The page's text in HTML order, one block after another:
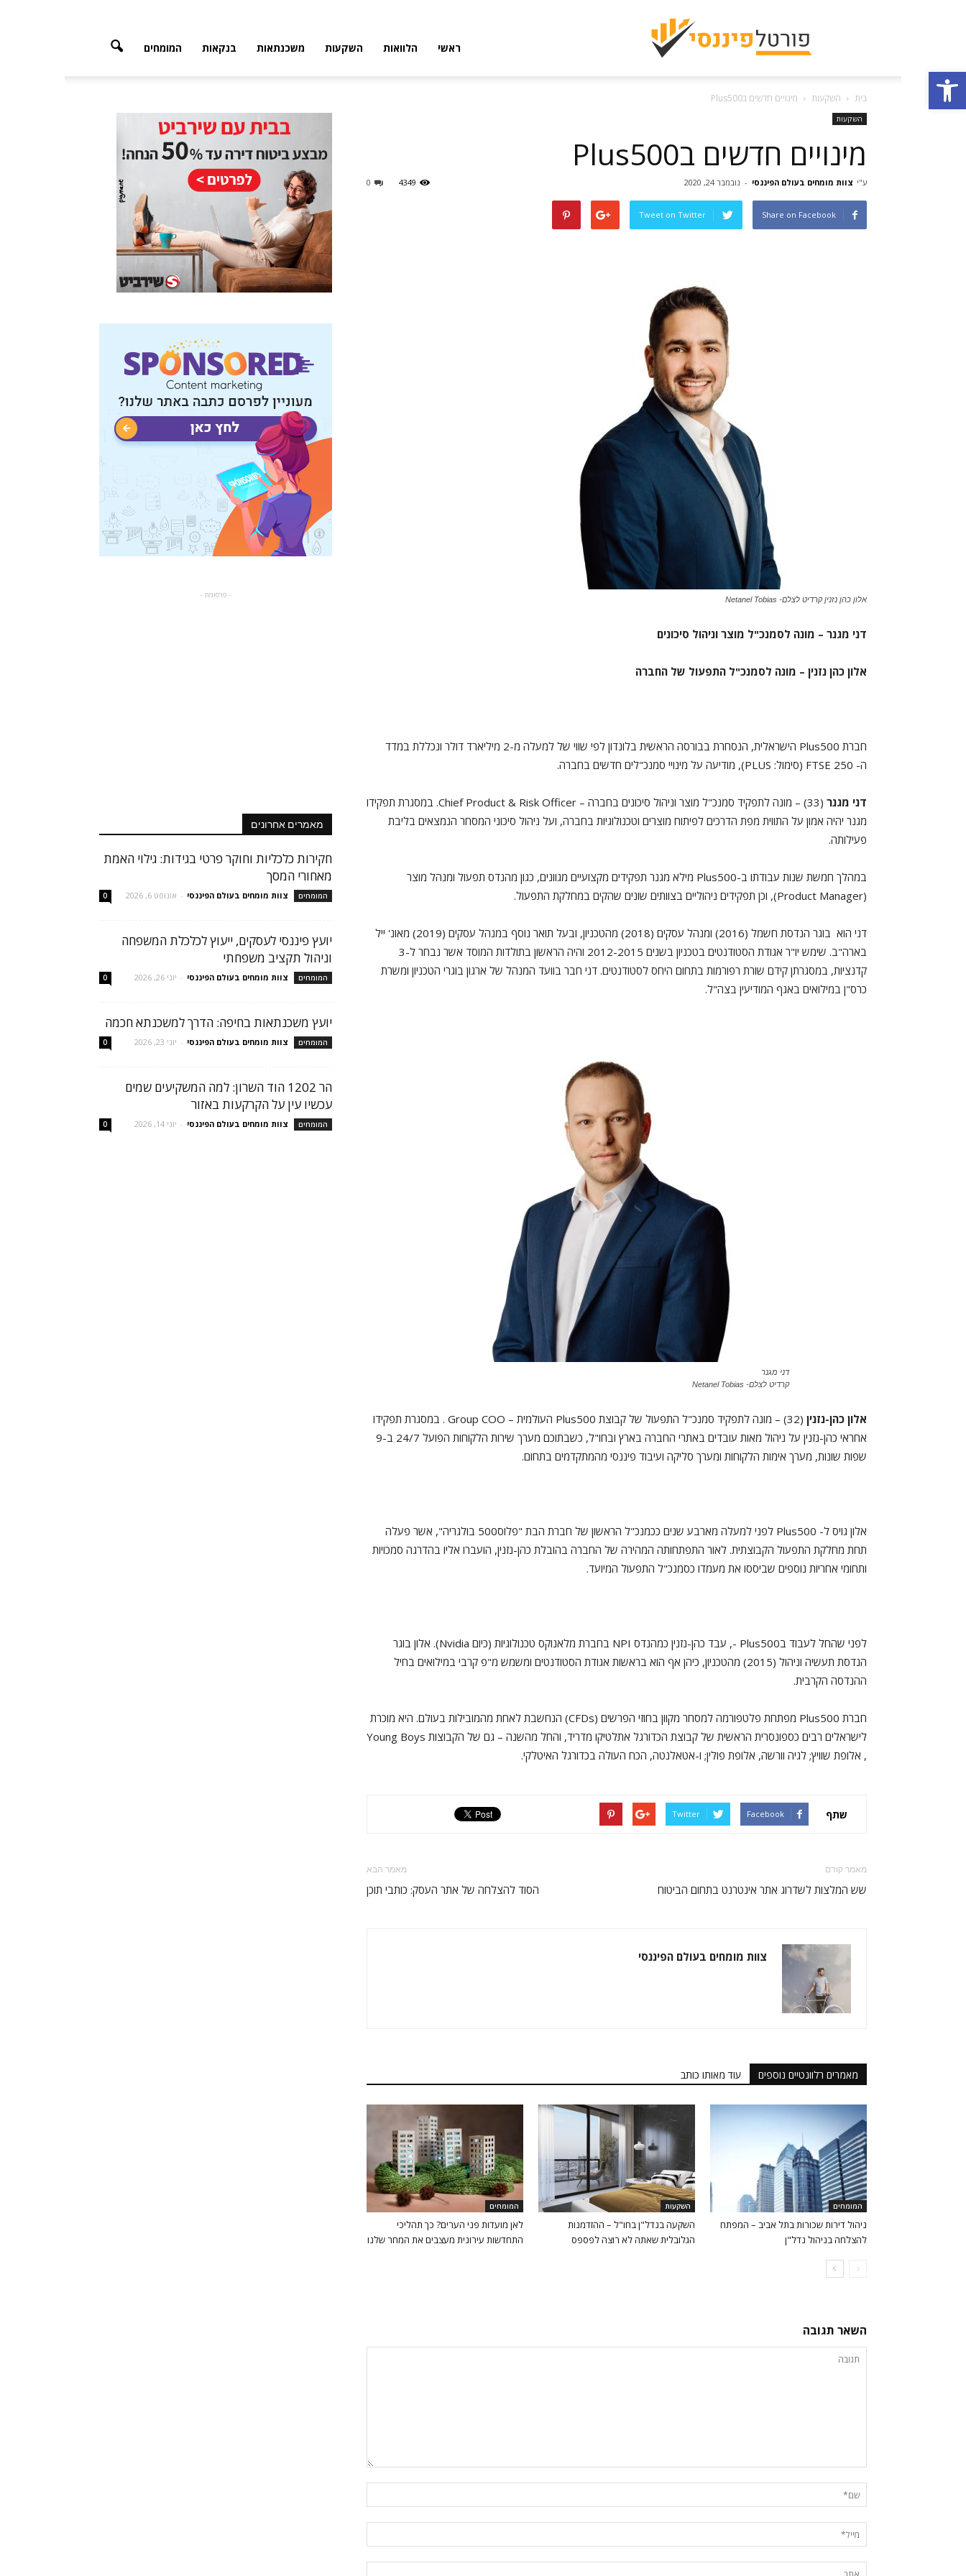
פתח סרגל נגישות
ראשי הלוואות השקעות משכנתאות בנקאות המומחים
בית השקעות מינויים חדשים בPlus500
השקעות
מינויים חדשים בPlus500
ע"י צוות מומחים בעולם הפיננסי - נובמבר 24, 2020 0 4349
Share on Facebook
Tweet on Twitter
אלון כהן נזנין קרדיט לצלם- Netanel Tobias
דני מגנר – מונה לסמנכ"ל מוצר וניהול סיכונים
אלון כהן נזנין – מונה לסמנכ"ל התפעול של החברה
חברת Plus500
הישראלית, הנסחרת בבורסה הראשית בלונדון לפי שווי של למעלה מ-2 מיליארד דולר ונכללת במדד
ה- FTSE 250 (סימול: PLUS),
מודיעה על מינויי סמנכ"לים חדשים בחברה.
דני מגנר (33) – מונה לתפקיד סמנכ"ל מוצר וניהול סיכונים
בחברה – Chief Product & Risk Officer. במסגרת תפקידו
מגנר יהיה אמון על התווית מפת הדרכים לפיתוח מוצרים וטכנולוגיות בחברה, ועל ניהול סיכוני המסחר הנמצאים בליבת
פעילותה.
במהלך חמשת שנות עבודתו ב-Plus500 מילא מגנר תפקידים מקצועיים מגוונים, כגון מהנדס תפעול ומנהל מוצר
(Product Manager), וכן תפקידים ניהוליים בצוותים שונים שהקים במחלקת התפעול.
דני הוא בוגר הנדסת חשמל (2016) ומנהל עסקים (2018) מהטכניון, ובעל תואר נוסף במנהל עסקים (2019) מאונ' ייל
בארה"ב. שימש יו"ר אגודת הסטודנטים בטכניון בשנים 2012-2015 והיה הראשון בתולדות המוסד אשר נבחר ל-3
קדנציות, במסגרתן קידם שורת רפורמות בתחום היחס לסטודנטים. דני חבר בוועד המנהל של ארגון בוגרי הטכניון ומשרת
כרס"ן במילואים באגף המודיעין בצה"ל.
דני מגנר
קרדיט לצלם- Netanel Tobias
אלון כהן-נזנין
(32) – מונה לתפקיד סמנכ"ל התפעול של קבוצת Plus500 העולמית – Group COO . במסגרת תפקידו
אחראי כהן-נזנין על ניהול מאות עובדים באתרי החברה בארץ ובחו"ל, כשבתוכם מערך שירות הלקוחות הפועל 24/7 ב-9
שפות שונות, מערך אימות הלקוחות ומערך סליקה ועיבוד פיננסי מהמתקדמים בתחום.
אלון גויס ל- Plus500 לפני למעלה מארבע שנים ככמנכ"ל הראשון של חברת הבת "פלוס500 בולגריה", אשר פעלה
תחת מחלקת התפעול הקבוצתית. לאור התפתחותה המהירה של החברה בהובלת כהן-נזנין, הועברו אליו בהדרגה סמכויות
ותחומי אחריות נוספים שביססו את מעמדו כסמנכ"ל התפעול המיועד.
לפני שהחל לעבוד בPlus500 -, עבד כהן-נזנין כמהנדס NPI בחברת מלאנוקס טכנולוגיות (כיום Nvidia). אלון בוגר
הנדסת תעשיה וניהול (2015) מהטכניון, כיהן אף הוא בראשות אגודת הסטודנטים ומשמש מ"פ קרבי במילואים בחיל
ההנדסה הקרבית.
חברת Plus500 מפתחת פלטפורמה למסחר מקוון בחוזי הפרשים (CFDs)
הנחשבת לאחת מהמובילות בעולם. היא מוכרת
לישראלים רבים כספונסרית הראשית של קבוצת הכדורגל אתלטיקו מדריד, והחל מהשנה – גם של הקבוצות Young Boys
, אלופת שוויץ; לגיה וורשה, אלופת פולין; ו-אטאלנטה, הכח העולה בכדורגל האיטלקי.
שתף Facebook
Twitter
מאמר קודם
שש המלצות לשדרוג אתר אינטרנט בתחום הביטוח
מאמר הבא
הסוד להצלחה של אתר העסק: כותבי תוכן
צוות מומחים בעולם הפיננסי
מאמרים רלוונטיים נוספים עוד מאותו כותב
המומחים
ניהול דירות שכורות בתל אביב – המפתח
להצלחה בניהול נדל"ן
השקעות
השקעה בנדל"ן בחו"ל – ההזדמנות
הגלובלית שאתה לא רוצה לפספס
המומחים
לאן מועדות פני הערים? כך תהליכי
התחדשות עירונית מעצבים את המחר שלנו
השאר תגובה
- פרסומת -
מאמרים אחרונים
חקירות כלכליות וחוקר פרטי בגידות: גילוי האמת
מאחורי המסך
המומחים צוות מומחים בעולם הפיננסי - אוגוסט 6, 2026 0
יועץ פיננסי לעסקים, ייעוץ לכלכלת המשפחה
וניהול תקציב משפחתי
המומחים צוות מומחים בעולם הפיננסי - יוני 26, 2026 0
יועץ משכנתאות בחיפה: הדרך למשכנתא חכמה
המומחים צוות מומחים בעולם הפיננסי - יוני 23, 2026 0
הר 1202 הוד השרון: למה המשקיעים שמים
עכשיו עין על הקרקעות באזור
המומחים צוות מומחים בעולם הפיננסי - יוני 14, 2026 0